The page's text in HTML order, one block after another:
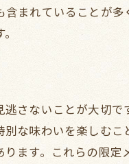
の提案
を華やかに
高の思い出に
ポイント
ムとアクティビティ
まれていることが
さないことが大切
な味わいを楽しむ
ます。これらの限